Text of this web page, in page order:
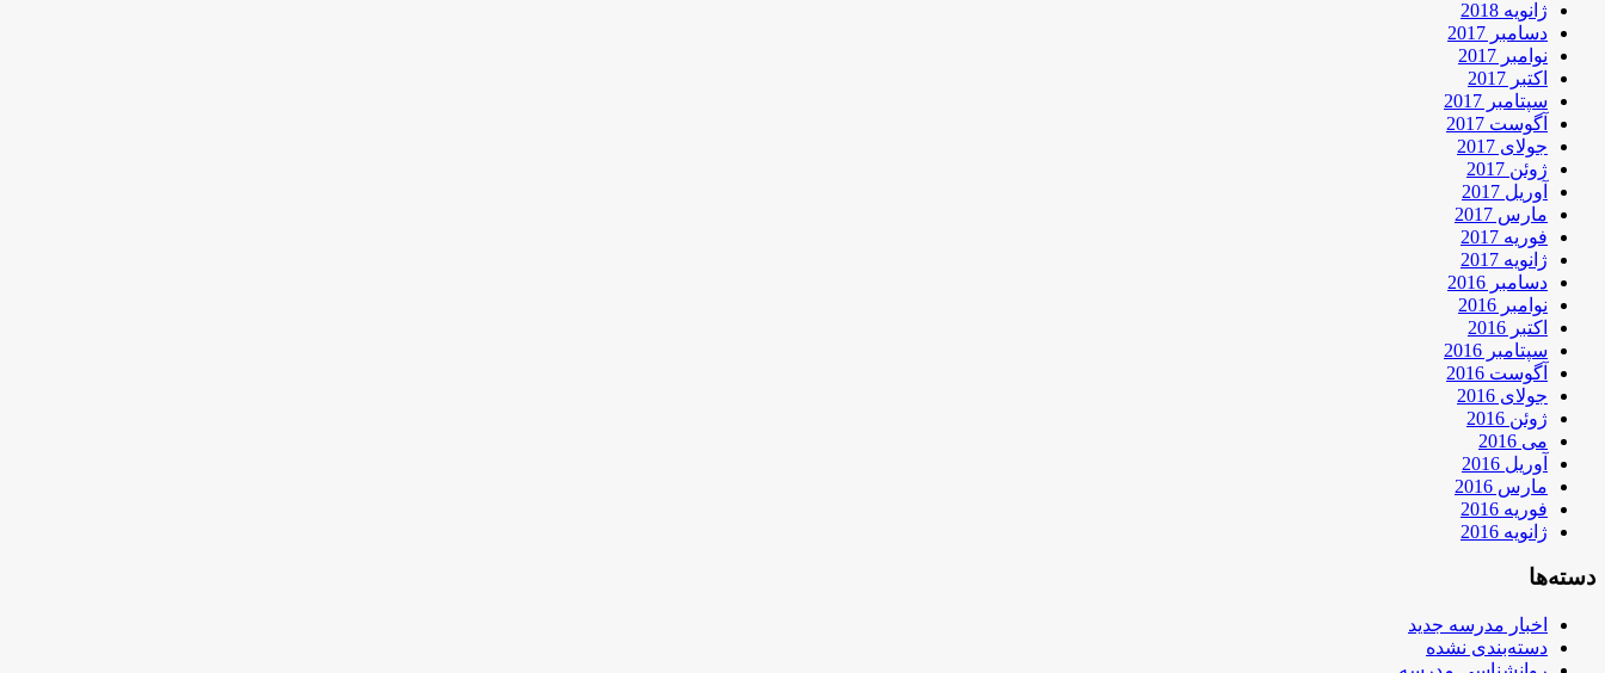
ژانویه 2018
دسامبر 2017
نوامبر 2017
اکتبر 2017
سپتامبر 2017
آگوست 2017
جولای 2017
ژوئن 2017
آوریل 2017
مارس 2017
فوریه 2017
ژانویه 2017
دسامبر 2016
نوامبر 2016
اکتبر 2016
سپتامبر 2016
آگوست 2016
جولای 2016
ژوئن 2016
می 2016
آوریل 2016
مارس 2016
فوریه 2016
ژانویه 2016
دسته‌ها
اخبار مدرسه جدید
دسته‌بندی نشده